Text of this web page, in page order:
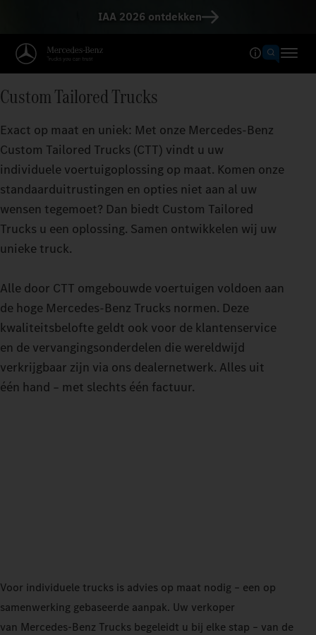
IAA 2026 ontdekken
Custom Tailored Trucks
Exact op maat en uniek: Met onze Mercedes‑Benz
Custom Tailored Trucks (CTT) vindt u uw
individuele voertuigoplossing op maat. Komen onze
standaarduitrustingen en opties niet aan al uw
wensen tegemoet? Dan biedt Custom Tailored
Trucks u een oplossing. Samen ontwikkelen wij uw
unieke truck.
Alle door CTT omgebouwde voertuigen voldoen aan
de hoge Mercedes‑Benz Trucks normen. Deze
kwaliteitsbelofte geldt ook voor de klantenservice
en de vervangingsonderdelen die wereldwijd
verkrijgbaar zijn via ons dealernetwerk. Alles uit
één hand – met slechts één factuur.
Voor individuele trucks is advies op maat nodig – een op
samenwerking gebaseerde aanpak. Uw verkoper
van Mercedes‑Benz Trucks begeleidt u bij elke stap – van de